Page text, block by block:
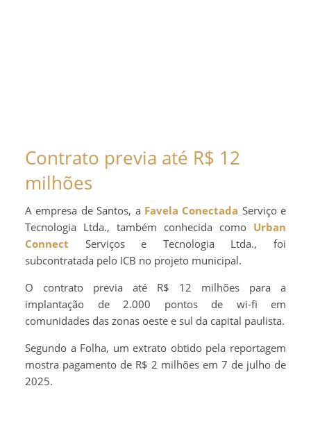
Contrato previa até R$ 12
milhões
A empresa de Santos, a Favela Conectada Serviço e
Tecnologia Ltda., também conhecida como Urban
Connect Serviços e Tecnologia Ltda., foi
subcontratada pelo ICB no projeto municipal.
O contrato previa até R$ 12 milhões para a
implantação de 2.000 pontos de wi-fi em
comunidades das zonas oeste e sul da capital paulista.
Segundo a Folha, um extrato obtido pela reportagem
mostra pagamento de R$ 2 milhões em 7 de julho de
2025.